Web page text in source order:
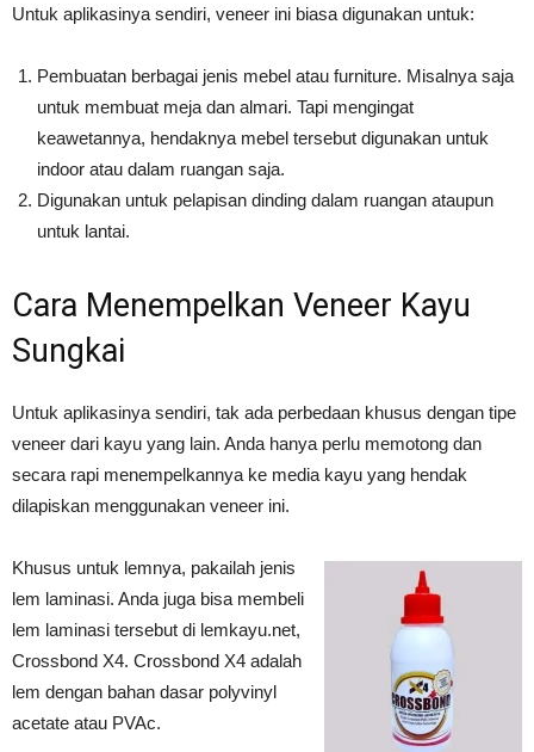
Untuk aplikasinya sendiri, veneer ini biasa digunakan untuk:
Pembuatan berbagai jenis mebel atau furniture. Misalnya saja
untuk membuat meja dan almari. Tapi mengingat
keawetannya, hendaknya mebel tersebut digunakan untuk
indoor atau dalam ruangan saja.
Digunakan untuk pelapisan dinding dalam ruangan ataupun
untuk lantai.
Cara Menempelkan Veneer Kayu
Sungkai
Untuk aplikasinya sendiri, tak ada perbedaan khusus dengan tipe
veneer dari kayu yang lain. Anda hanya perlu memotong dan
secara rapi menempelkannya ke media kayu yang hendak
dilapiskan menggunakan veneer ini.
Khusus untuk lemnya, pakailah jenis
lem laminasi. Anda juga bisa membeli
lem laminasi tersebut di lemkayu.net,
Crossbond X4. Crossbond X4 adalah
lem dengan bahan dasar polyvinyl
acetate atau PVAc.